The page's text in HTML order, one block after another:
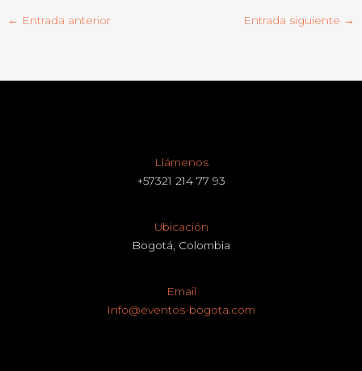
← Entrada anterior Entrada siguiente →
Llámenos
+57321 214 77 93
Ubicación
Bogotá, Colombia
Email
Info@eventos-bogota.com